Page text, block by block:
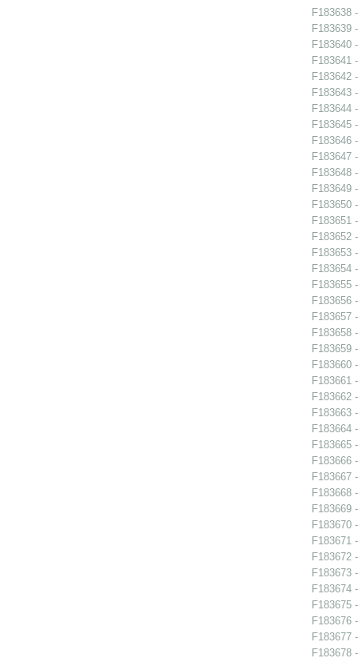
F183638
F183639
F183640
F183641
F183642
F183643
F183644
F183645
F183646
F183647
F183648
F183649
F183650
F183651
F183652
F183653
F183654
F183655
F183656
F183657
F183658
F183659
F183660
F183661
F183662
F183663
F183664
F183665
F183666
F183667
F183668
F183669
F183670
F183671
F183672
F183673
F183674
F183675
F183676
F183677
F183678